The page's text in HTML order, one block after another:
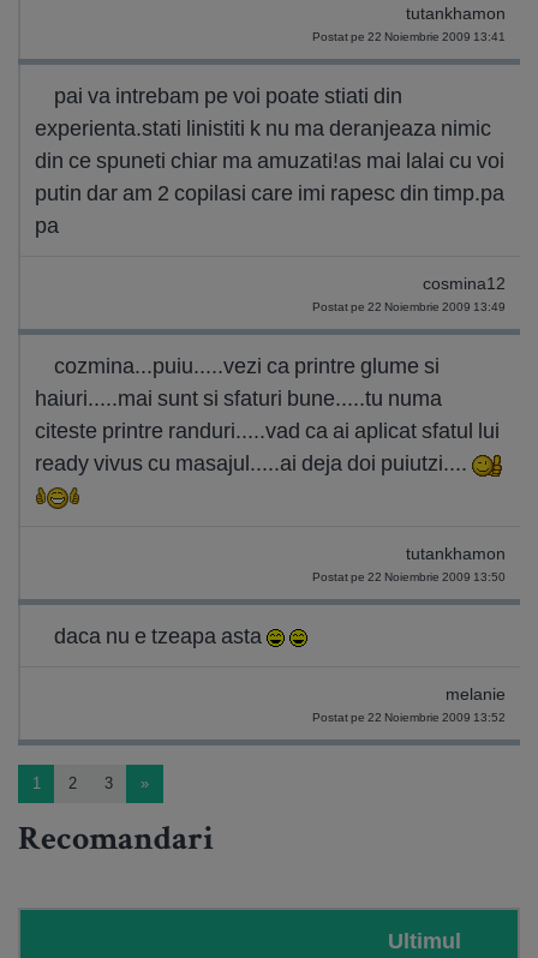
tutankhamon
Postat pe 22 Noiembrie 2009 13:41
pai va intrebam pe voi poate stiati din
experienta.stati linistiti k nu ma deranjeaza nimic
din ce spuneti chiar ma amuzati!as mai lalai cu voi
putin dar am 2 copilasi care imi rapesc din timp.pa
pa
cosmina12
Postat pe 22 Noiembrie 2009 13:49
cozmina...puiu.....vezi ca printre glume si
haiuri.....mai sunt si sfaturi bune.....tu numa
citeste printre randuri.....vad ca ai aplicat sfatul lui
ready vivus cu masajul.....ai deja doi puiutzi....
tutankhamon
Postat pe 22 Noiembrie 2009 13:50
daca nu e tzeapa asta
melanie
Postat pe 22 Noiembrie 2009 13:52
1 2 3 »
Recomandari
Ultimul